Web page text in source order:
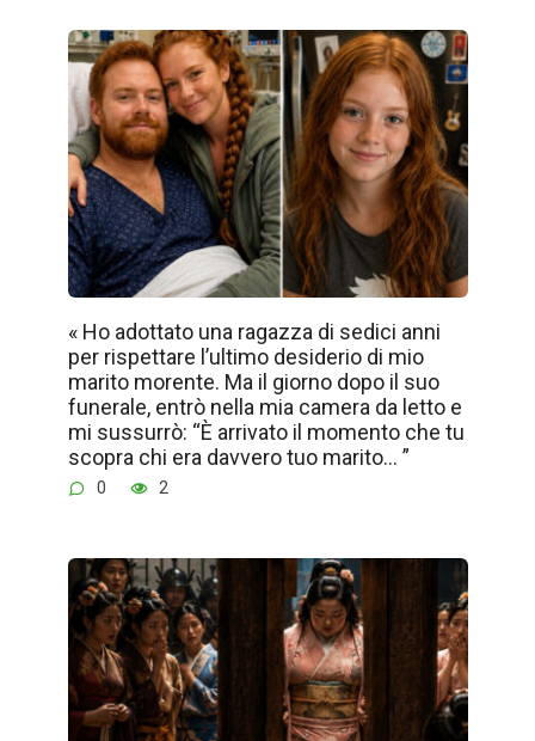
« Ho adottato una ragazza di sedici anni
per rispettare l’ultimo desiderio di mio
marito morente. Ma il giorno dopo il suo
funerale, entrò nella mia camera da letto e
mi sussurrò: “È arrivato il momento che tu
scopra chi era davvero tuo marito… ”
0 2